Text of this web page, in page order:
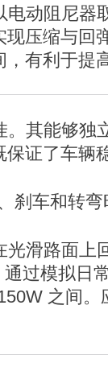
电动阻尼器
压缩与回
有利于提
。其能够独
证了车辆
刹车和转
滑路面上
过模拟日
之间